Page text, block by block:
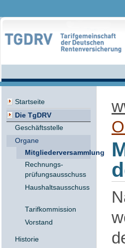
Startseite
Die TgDRV
Geschäftsstelle
Organe
Mitgliederversammlung
Rechnungs-
prüfungsausschuss
Haushaltsausschuss
Tarifkommission
Vorstand
Historie